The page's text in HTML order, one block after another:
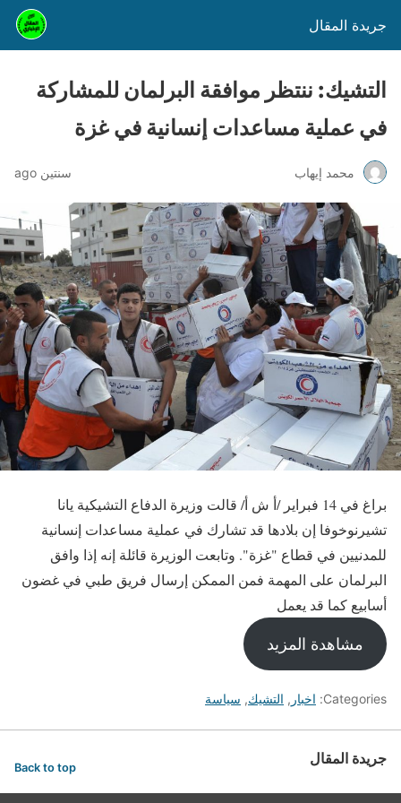
جريدة المقال
التشيك: ننتظر موافقة البرلمان للمشاركة
في عملية مساعدات إنسانية في غزة
محمد إيهاب سنتين ago
براغ في 14 فبراير /أ ش أ/ قالت وزيرة الدفاع التشيكية يانا
تشيرنوخوفا إن بلادها قد تشارك في عملية مساعدات إنسانية
للمدنيين في قطاع "غزة". وتابعت الوزيرة قائلة إنه إذا وافق
البرلمان على المهمة فمن الممكن إرسال فريق طبي في غضون
أسابيع كما قد يعمل
مشاهدة المزيد
Categories: اخبار , التشيك, سياسة
جريدة المقال Back to top